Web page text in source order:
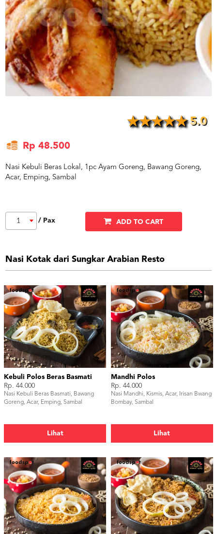
BLOG
TERMS
&
CONDITIONS
CALL
CENTER
021
5091
3494
5.0
Rp 48.500
Nasi Kebuli Beras Lokal, 1pc Ayam Goreng, Bawang Goreng,
Acar, Emping, Sambal
1 / Pax ADD TO CART
Nasi Kotak dari Sungkar Arabian Resto
Kebuli Polos Beras Basmati
Rp. 44.000
Nasi Kebuli Beras Basmati, Bawang
Goreng, Acar, Emping, Sambal
Lihat
Mandhi Polos
Rp. 44.000
Nasi Mandhi, Kismis, Acar, Irisan Bwang
Bombay, Sambal
Lihat